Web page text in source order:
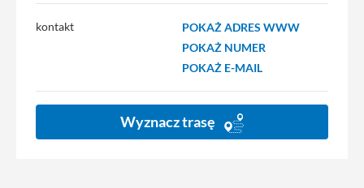
kontakt
POKAŻ ADRES WWW
POKAŻ NUMER
POKAŻ E-MAIL
Wyznacz trasę